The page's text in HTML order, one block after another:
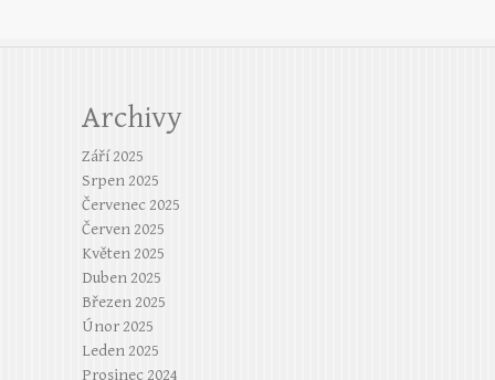
Archivy
Září 2025
Srpen 2025
Červenec 2025
Červen 2025
Květen 2025
Duben 2025
Březen 2025
Únor 2025
Leden 2025
Prosinec 2024